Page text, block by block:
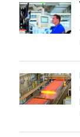
стали
из
стран
Voestalpine
ожидает,
что
рынке
стали
сохранятся,
на
Европейские
компании